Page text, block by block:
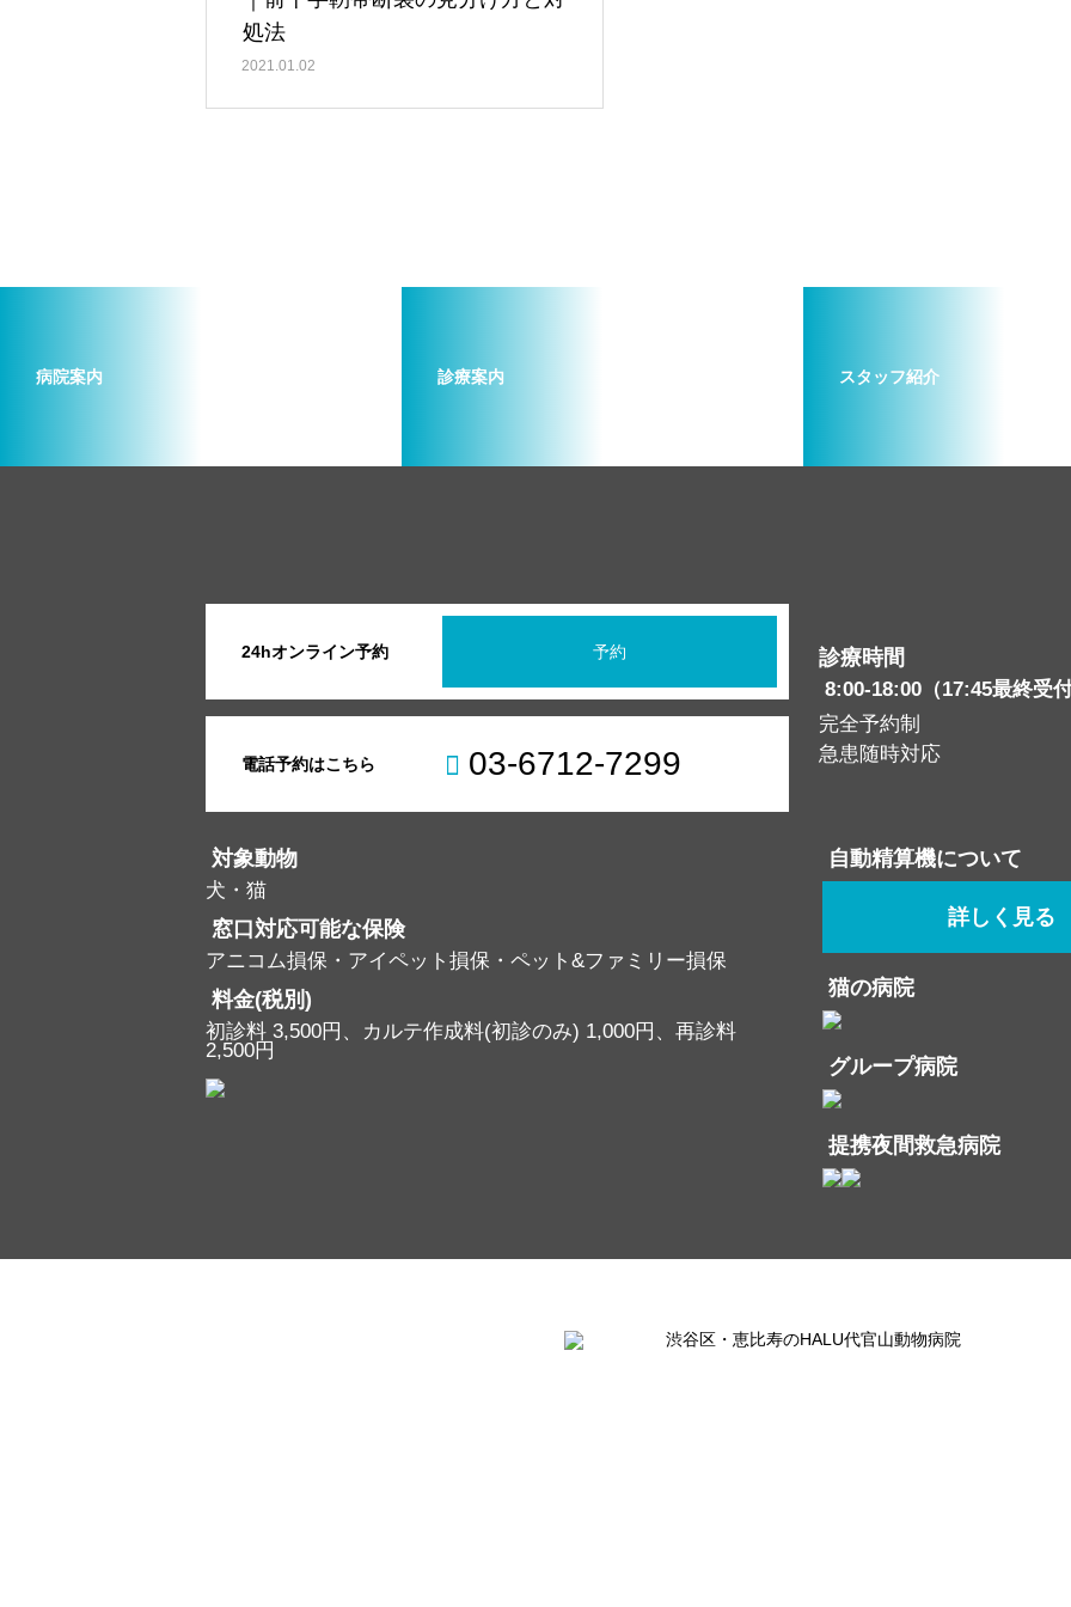
処法
2021.01.02
病院案内 診療案内 スタッフ紹介
24hオンライン予約 予約
電話予約はこちら 03-6712-7299
診療時間
8:00-18:00（17:45最終受
完全予約制
急患随時対応
対象動物
犬・猫
窓口対応可能な保険
アニコム損保・アイペット損保・ペット&ファミリー損保
料金(税別)
初診料 3,500円、カルテ作成料(初診のみ) 1,000円、再診料
2,500円
自動精算機について
詳しく見る
猫の病院
グループ病院
提携夜間救急病院